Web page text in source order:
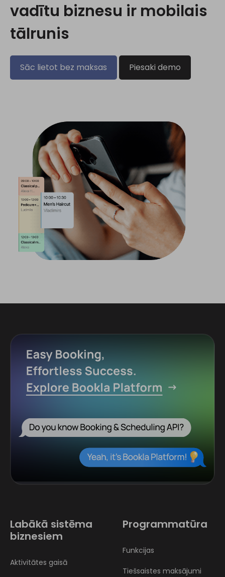
vadītu biznesu ir mobilais
tālrunis
Sāc lietot bez maksas Piesaki demo
Labākā sistēma
biznesiem
Aktivitātes gaisā
Programmatūra
Funkcijas
Tiešsaistes maksājumi